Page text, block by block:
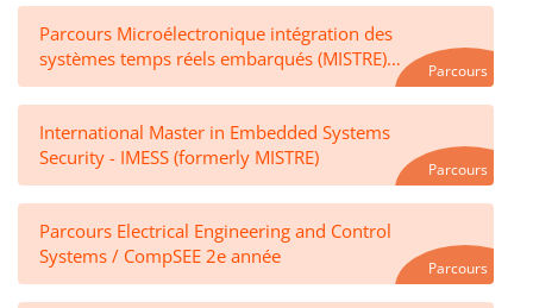
INP.
Parcours Microélectronique intégration des
systèmes temps réels embarqués (MISTRE)
1re et 2e années
Parcours
International Master in Embedded Systems
Security - IMESS (formerly MISTRE)
Parcours
Parcours Electrical Engineering and Control
Systems / CompSEE 2e année
Parcours